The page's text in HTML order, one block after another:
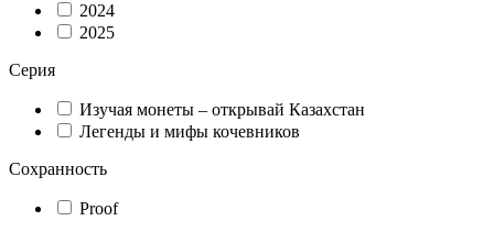
2024
2025
Серия
Изучая монеты – открывай Казахстан
Легенды и мифы кочевников
Сохранность
Proof